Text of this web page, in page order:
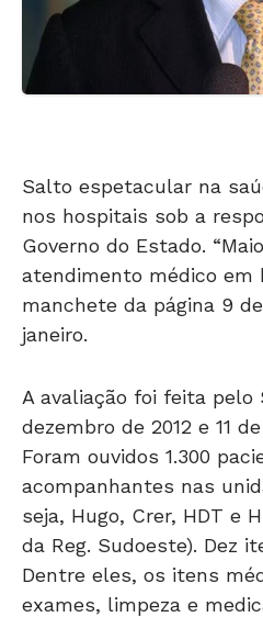
Salto espetacular na
nos hospitais sob a
Governo do Estado.
atendimento médico em
manchete da página 9
janeiro.
A avaliação foi feita pelo
dezembro de 2012 e 11
Foram ouvidos 1.300
acompanhantes nas
seja, Hugo, Crer, HDT e
da Reg. Sudoeste). Dez
Dentre eles, os itens
exames, limpeza e